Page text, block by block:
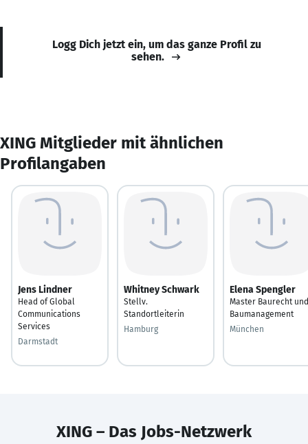
Logg Dich jetzt ein, um das ganze Profil zu
sehen.
XING Mitglieder mit ähnlichen
Profilangaben
Jens Lindner
Head of Global
Communications
Services
Darmstadt
Whitney Schwark
Stellv.
Standortleiterin
Hamburg
Elena Spengler
Master Baurecht und
Baumanagement
München
XING – Das Jobs-Netzwerk